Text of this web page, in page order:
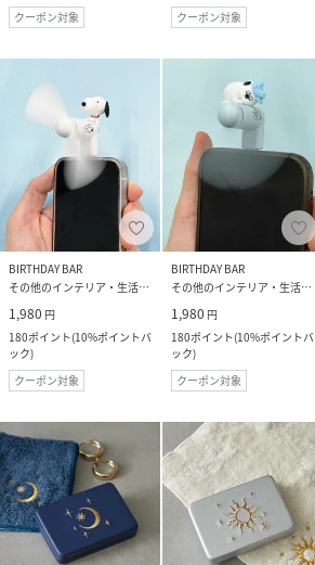
クーポン対象
クーポン対象
BIRTHDAY BAR
その他のインテリア・生活雑貨
1,980 円
180ポイント(10%ポイントバ
ック)
クーポン対象
BIRTHDAY BAR
その他のインテリア・生活雑貨
1,980 円
180ポイント(10%ポイントバ
ック)
クーポン対象